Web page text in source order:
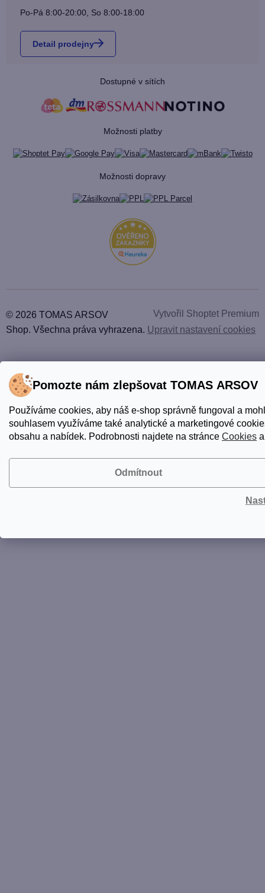
Pomozte nám zlepšovat TOMAS ARSOV
Používáme cookies, aby náš e-shop správně fungoval a
souhlasem využíváme také analytické a marketingové
obsahu a nabídek. Podrobnosti najdete na stránce Cookies
Odmítnout
Po-Pá 8:00-20:00, So 8:00-18:00
Detail prodejny
Dostupné v sítích
Možnosti platby
Možnosti dopravy
Vytvořil Shoptet Premium
© 2026 TOMAS ARSOV
Shop. Všechna práva vyhrazena. Upravit nastavení cookies